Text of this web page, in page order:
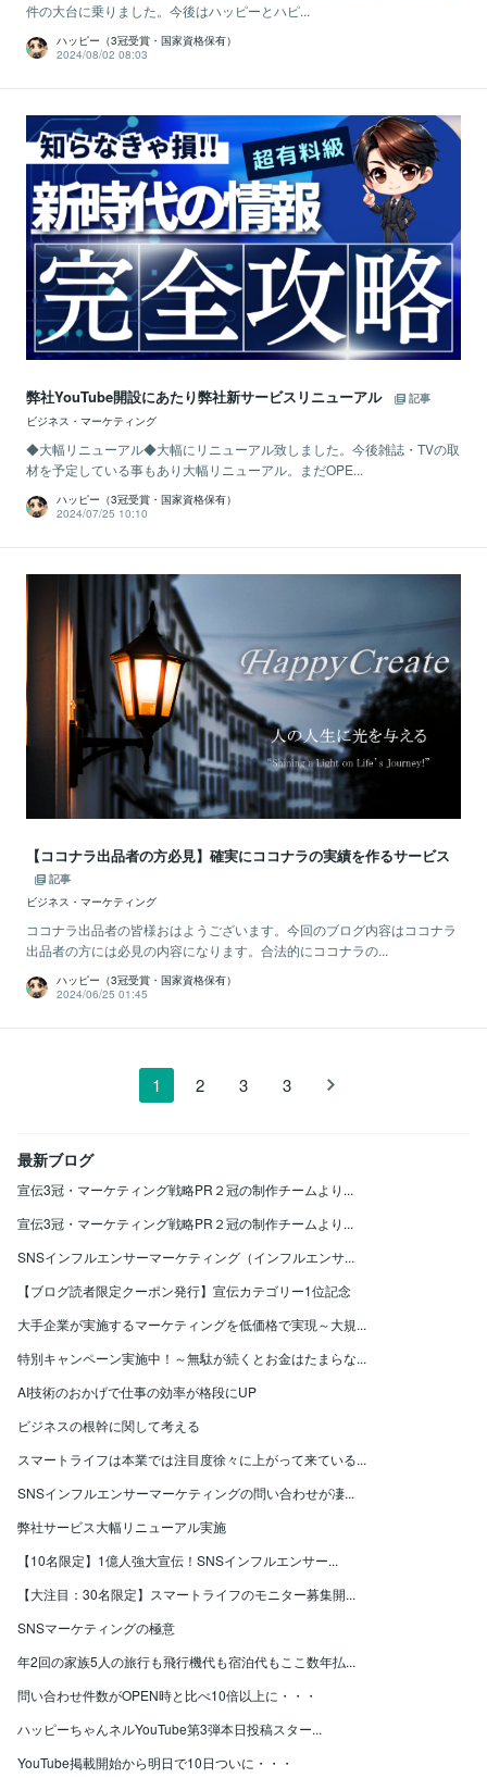
件の大台に乗りました。今後はハッピーとハピ...
ハッピー（3冠受賞・国家資格保有）
2024/08/02 08:03
弊社YouTube開設にあたり弊社新サービスリニューアル
記事
ビジネス・マーケティング
◆大幅リニューアル◆大幅にリニューアル致しました。今後雑誌・TVの取
材を予定している事もあり大幅リニューアル。まだOPE...
ハッピー（3冠受賞・国家資格保有）
2024/07/25 10:10
【ココナラ出品者の方必見】確実にココナラの実績を作るサービス
記事
ビジネス・マーケティング
ココナラ出品者の皆様おはようございます。今回のブログ内容はココナラ
出品者の方には必見の内容になります。合法的にココナラの...
ハッピー（3冠受賞・国家資格保有）
2024/06/25 01:45
1 2 3 3
最新ブログ
宣伝3冠・マーケティング戦略PR２冠の制作チームより...
宣伝3冠・マーケティング戦略PR２冠の制作チームより...
SNSインフルエンサーマーケティング（インフルエンサ...
【ブログ読者限定クーポン発行】宣伝カテゴリー1位記念
大手企業が実施するマーケティングを低価格で実現～大規...
特別キャンペーン実施中！～無駄が続くとお金はたまらな...
AI技術のおかげで仕事の効率が格段にUP
ビジネスの根幹に関して考える
スマートライフは本業では注目度徐々に上がって来ている...
SNSインフルエンサーマーケティングの問い合わせが凄...
弊社サービス大幅リニューアル実施
【10名限定】1億人強大宣伝！SNSインフルエンサー...
【大注目：30名限定】スマートライフのモニター募集開...
SNSマーケティングの極意
年2回の家族5人の旅行も飛行機代も宿泊代もここ数年払...
問い合わせ件数がOPEN時と比べ10倍以上に・・・
ハッピーちゃんネルYouTube第3弾本日投稿スター...
YouTube掲載開始から明日で10日ついに・・・